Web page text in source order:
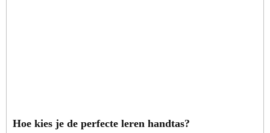
Hoe kies je de perfecte leren handtas?